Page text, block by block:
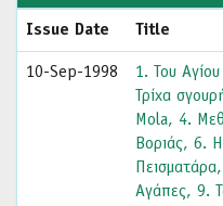
Issue Date Title
10-Sep-1998
1. Του
Τρίχα
Mola, 4.
Βοριάς, 6.
Αγάπες, 9.